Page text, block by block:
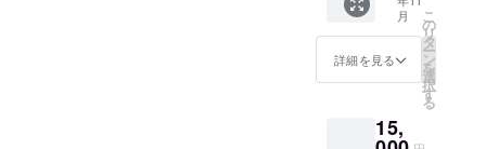
2名様分
（2,000
円相
当）
法】 ①
は、ご
来店日
から前
日の18
は100%
予定
だった
り次回
の募集
時期は
未定で
（10,00
0円相
月
詳細を見る
こ
の
リ
タ
ー
ン
を
選
択
す
る
15,